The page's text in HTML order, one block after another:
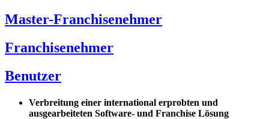
Master-Franchisenehmer
Franchisenehmer
Benutzer
Verbreitung einer international erprobten und
ausgearbeiteten Software- und Franchise Lösung